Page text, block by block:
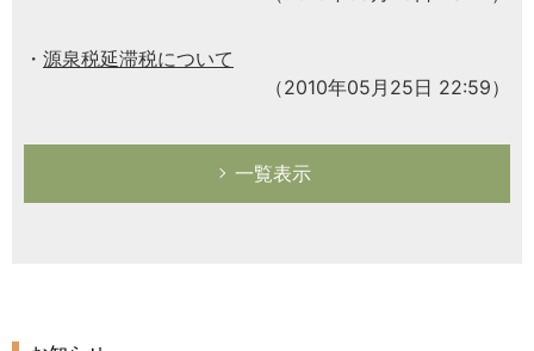
源泉税延滞税について
（2010年05月25日 22:59）
一覧表示